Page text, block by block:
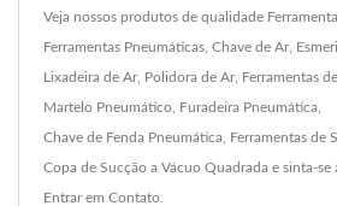
Veja nossos produtos de qualidade
Ferramentas Pneumáticas Chave de Ar,
Lixadeira de Ar, Polidora de Ar, Ferramentas
Martelo Pneumático Furadeira Pneumática
Chave de Fenda Pneumática Ferramentas de
Copa de Sucção a Vácuo Quadrada e sinta-se
Entrar em Contato